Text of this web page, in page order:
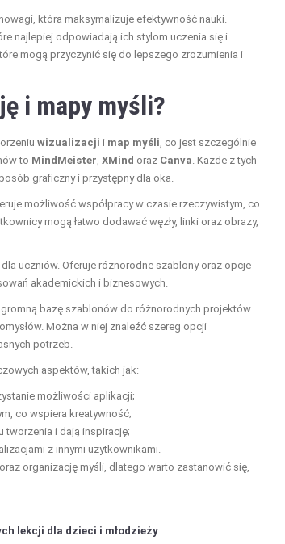
która maksymalizuje efektywność nauki.
najlepiej odpowiadają ich stylom uczenia się i
mogą przyczynić się do lepszego zrozumienia i
i mapy myśli?
wizualizacji i map myśli , co jest szczególnie
to MindMeister XMind oraz Canva . Każde z tych
graficzny i przystępny dla oka.
możliwość współpracy w czasie rzeczywistym, co
mogą łatwo dodawać węzły, linki oraz obrazy,
uczniów. Oferuje różnorodne szablony oraz opcje
akademickich i biznesowych.
bazę szablonów do różnorodnych projektów
Można w niej znaleźć szereg opcji
potrzeb.
aspektów, takich jak:
możliwości aplikacji;
co wspiera kreatywność;
i dają inspirację;
z innymi użytkownikami.
organizację myśli, dlatego warto zastanowić się,
lekcji dla dzieci i młodzieży